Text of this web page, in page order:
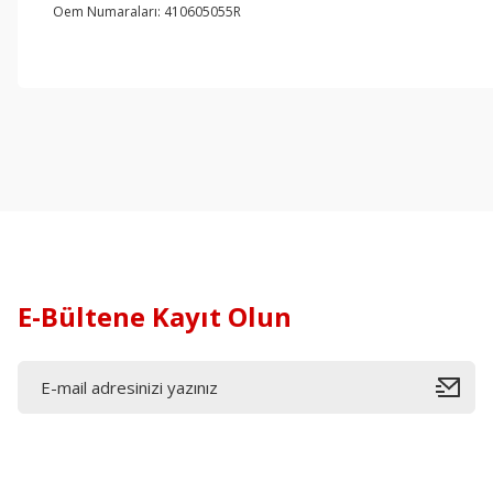
Oem Numaraları: 410605055R
E-Bültene Kayıt Olun